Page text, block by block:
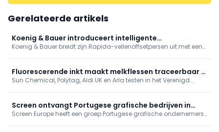
Gerelateerde artikels
Koenig & Bauer introduceert intelligente
assistentiesystemen voor Rapida-persen
Koenig & Bauer breidt zijn Rapida-vellenoffsetpersen uit met een
Fluorescerende inkt maakt melkflessen traceerbaar in
recyclageproces
Sun Chemical, Polytag, Aldi UK en Arla testen in het Verenigd
Screen ontvangt Portugese grafische bedrijven in
Aalsmeer
Screen Europe heeft een groep Portugese grafische ondernemers